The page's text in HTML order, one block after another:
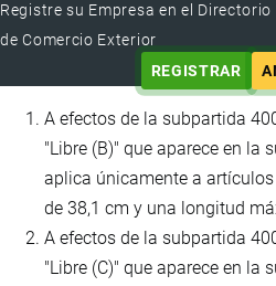
Registre su Empresa en el
de Comercio Exterior
REGISTRAR
A efectos de la subpartida
"Libre (B)" que aparece en la
aplica únicamente a
de 38,1 cm y una longitud
A efectos de la subpartida
"Libre (C)" que aparece en la